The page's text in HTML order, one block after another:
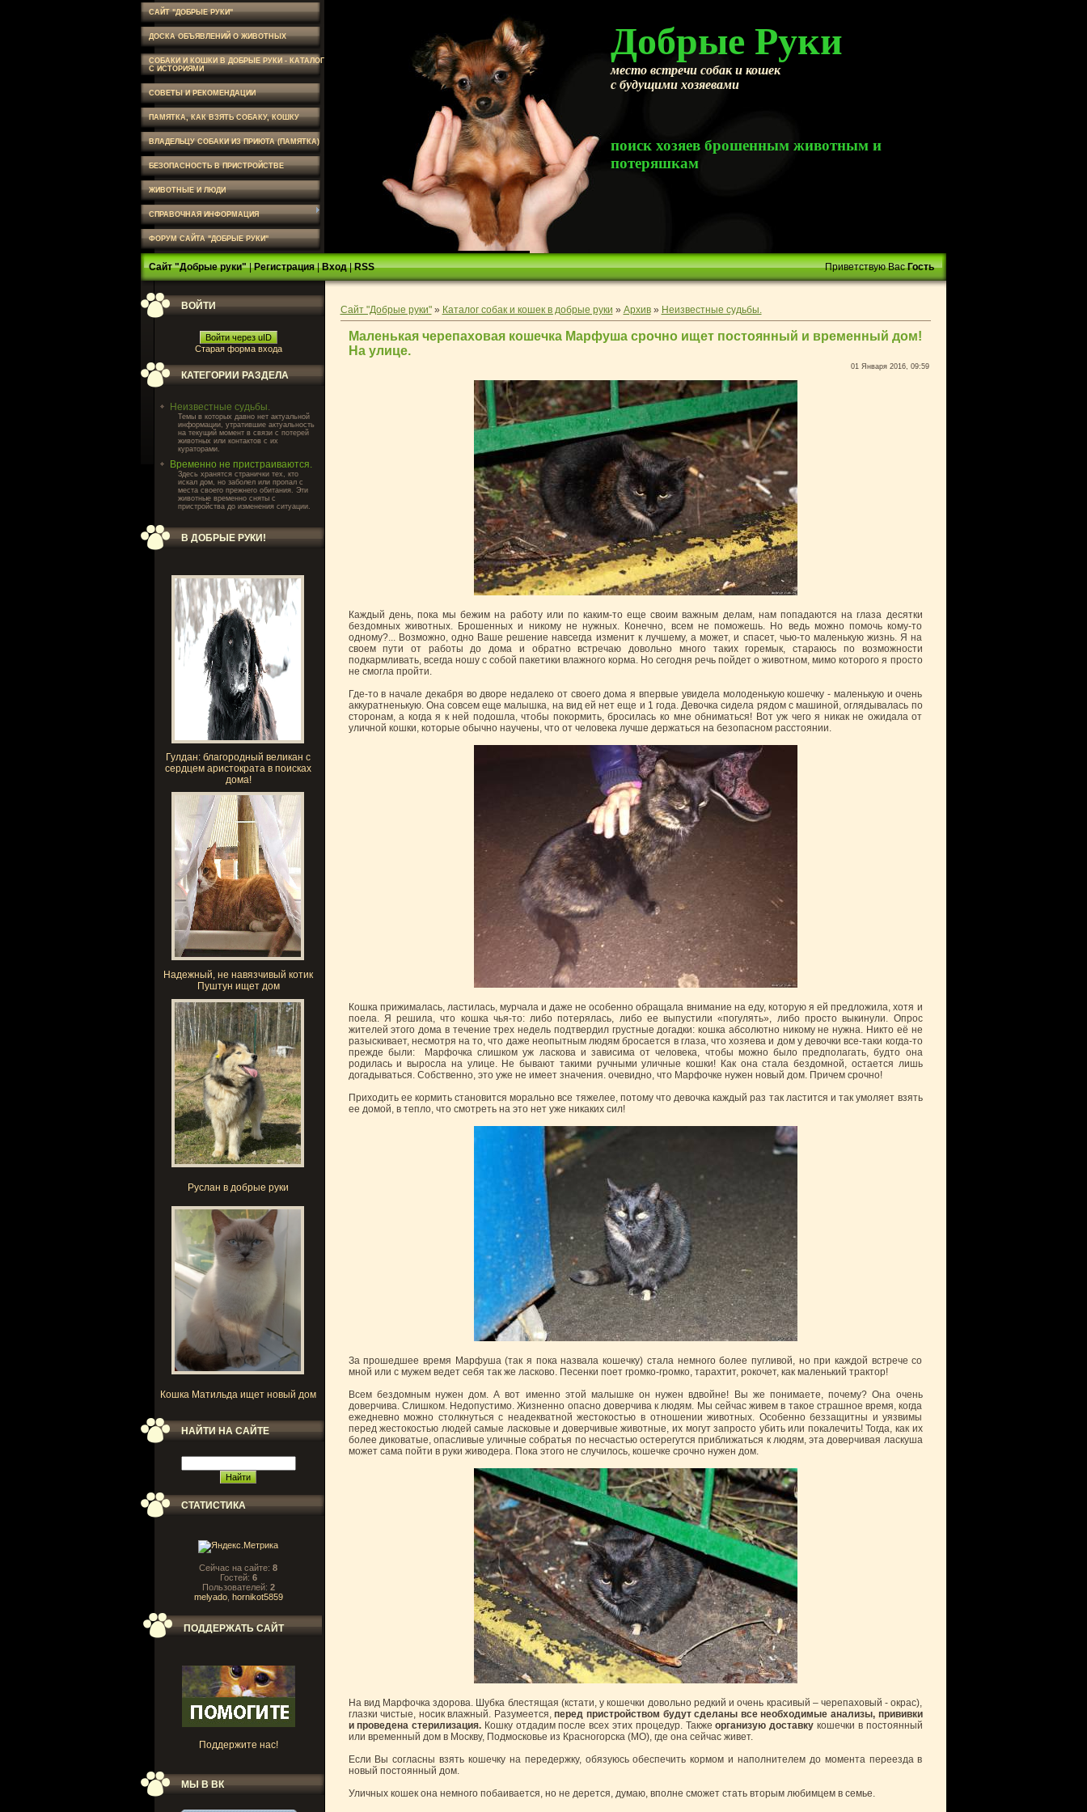
САЙТ "ДОБРЫЕ РУКИ"
ДОСКА ОБЪЯВЛЕНИЙ О ЖИВОТНЫХ
СОБАКИ И КОШКИ В ДОБРЫЕ РУКИ - КАТАЛОГ
С ИСТОРИЯМИ
СОВЕТЫ И РЕКОМЕНДАЦИИ
ПАМЯТКА, КАК ВЗЯТЬ СОБАКУ, КОШКУ
ВЛАДЕЛЬЦУ СОБАКИ ИЗ ПРИЮТА (ПАМЯТКА)
БЕЗОПАСНОСТЬ В ПРИСТРОЙСТВЕ
ЖИВОТНЫЕ И ЛЮДИ
СПРАВОЧНАЯ ИНФОРМАЦИЯ
ФОРУМ САЙТА "ДОБРЫЕ РУКИ"
Добрые Руки
место встречи собак и кошек
с будущими хозяевами
поиск хозяев брошенным животным и
потеряшкам
Сайт "Добрые руки"|Регистрация|Вход|RSS Приветствую Вас Гость
ВОЙТИ
Войти через uID
Старая форма входа
КАТЕГОРИИ РАЗДЕЛА
Неизвестные судьбы.
Темы в которых давно нет актуальной
информации, утратившие актуальность
на текущий момент в связи с потерей
животных или контактов с их
кураторами.
Временно не пристраиваются.
Здесь хранятся странички тех, кто
искал дом, но заболел или пропал с
места своего прежнего обитания. Эти
животные временно сняты с
пристройства до изменения ситуации.
В ДОБРЫЕ РУКИ!
Гулдан: благородный великан с
сердцем аристократа в поисках
дома!
Надежный, не навязчивый котик
Пуштун ищет дом
Руслан в добрые руки
Кошка Матильда ищет новый дом
НАЙТИ НА САЙТЕ
СТАТИСТИКА
Сейчас на сайте: 8
Гостей: 6
Пользователей: 2
melyado, hornikot5859
ПОДДЕРЖАТЬ САЙТ
Поддержите нас!
МЫ В ВК
Сайт "Добрые руки"» Каталог собак и кошек в добрые руки » Архив» Неизвестные судьбы.
Маленькая черепаховая кошечка Марфуша срочно ищет постоянный и временный дом!
На улице.
01 Января 2016, 09:59
Каждый день, пока мы бежим на работу или по каким-то еще своим важным делам, нам попадаются на глаза десятки
бездомных животных. Брошенных и никому не нужных. Конечно, всем не поможешь. Но ведь можно помочь кому-то
одному?... Возможно, одно Ваше решение навсегда изменит к лучшему, а может, и спасет, чью-то маленькую жизнь. Я на
своем пути от работы до дома и обратно встречаю довольно много таких горемык, стараюсь по возможности
подкармливать, всегда ношу с собой пакетики влажного корма. Но сегодня речь пойдет о животном, мимо которого я просто
не смогла пройти.
Где-то в начале декабря во дворе недалеко от своего дома я впервые увидела молоденькую кошечку - маленькую и очень
аккуратненькую. Она совсем еще малышка, на вид ей нет еще и 1 года. Девочка сидела рядом с машиной, оглядывалась по
сторонам, а когда я к ней подошла, чтобы покормить, бросилась ко мне обниматься! Вот уж чего я никак не ожидала от
уличной кошки, которые обычно научены, что от человека лучше держаться на безопасном расстоянии.
Кошка прижималась, ластилась, мурчала и даже не особенно обращала внимание на еду, которую я ей предложила, хотя и
поела. Я решила, что кошка чья-то: либо потерялась, либо ее выпустили «погулять», либо просто выкинули. Опрос
жителей этого дома в течение трех недель подтвердил грустные догадки: кошка абсолютно никому не нужна. Никто её не
разыскивает, несмотря на то, что даже неопытным людям бросается в глаза, что хозяева и дом у девочки все-таки когда-то
прежде были: Марфочка слишком уж ласкова и зависима от человека, чтобы можно было предполагать, будто она
родилась и выросла на улице. Не бывают такими ручными уличные кошки! Как она стала бездомной, остается лишь
догадываться. Собственно, это уже не имеет значения. очевидно, что Марфочке нужен новый дом. Причем срочно!
Приходить ее кормить становится морально все тяжелее, потому что девочка каждый раз так ластится и так умоляет взять
ее домой, в тепло, что смотреть на это нет уже никаких сил!
За прошедшее время Марфуша (так я пока назвала кошечку) стала немного более пугливой, но при каждой встрече со
мной или с мужем ведет себя так же ласково. Песенки поет громко-громко, тарахтит, рокочет, как маленький трактор!
Всем бездомным нужен дом. А вот именно этой малышке он нужен вдвойне! Вы же понимаете, почему? Она очень
доверчива. Слишком. Недопустимо. Жизненно опасно доверчива к людям. Мы сейчас живем в такое страшное время, когда
ежедневно можно столкнуться с неадекватной жестокостью в отношении животных. Особенно беззащитны и уязвимы
перед жестокостью людей самые ласковые и доверчивые животные, их могут запросто убить или покалечить! Тогда, как их
более диковатые, опасливые уличные собратья по несчастью остерегутся приближаться к людям, эта доверчивая ласкуша
может сама пойти в руки живодера. Пока этого не случилось, кошечке срочно нужен дом.
На вид Марфочка здорова. Шубка блестящая (кстати, у кошечки довольно редкий и очень красивый – черепаховый - окрас),
глазки чистые, носик влажный. Разумеется,перед пристройством будут сделаны все необходимые анализы, прививки
и проведена стерилизация. Кошку отдадим после всех этих процедур. Такжеорганизую доставку кошечки в постоянный
или временный дом в Москву, Подмосковье из Красногорска (МО), где она сейчас живет.
Если Вы согласны взять кошечку на передержку, обязуюсь обеспечить кормом и наполнителем до момента переезда в
новый постоянный дом.
Уличных кошек она немного побаивается, но не дерется, думаю, вполне сможет стать вторым любимцем в семье.